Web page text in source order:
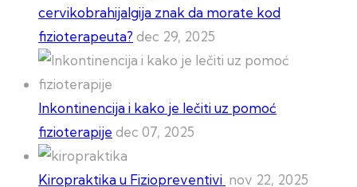
cervikobrahijalgija znak da morate kod
fizioterapeuta? dec 29, 2025
Inkontinencija i kako je lečiti uz pomoć
fizioterapije dec 07, 2025
Kiropraktika u Fiziopreventivi nov 22, 2025